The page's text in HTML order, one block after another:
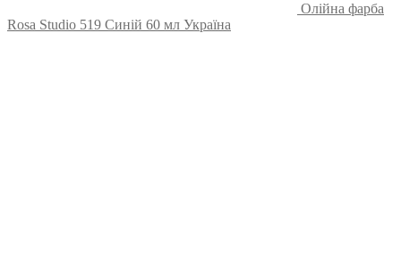
Олійна фарба
Rosa Studio 519 Синій 60 мл Україна